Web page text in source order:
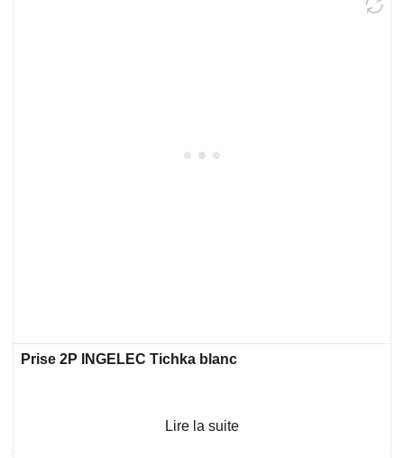
Prise 2P INGELEC Tichka blanc
Lire la suite